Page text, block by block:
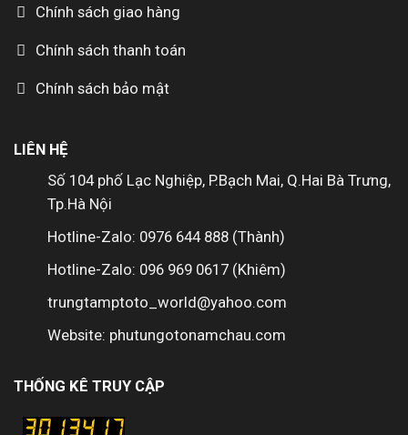
Chính sách giao hàng
Chính sách thanh toán
Chính sách bảo mật
LIÊN HỆ
Số 104 phố Lạc Nghiệp, P.Bạch Mai, Q.Hai Bà Trưng,
Tp.Hà Nội
Hotline-Zalo: 0976 644 888 (Thành)
Hotline-Zalo: 096 969 0617 (Khiêm)
trungtamptoto_world@yahoo.com
Website: phutungotonamchau.com
THỐNG KÊ TRUY CẬP